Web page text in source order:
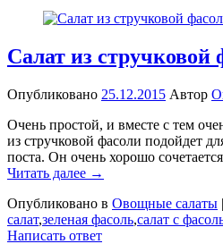
Салат из стручковой
Опубликовано 25.12.2015 Автор
Очень простой, и вместе с тем
из стручковой фасоли подойдет
поста. Он очень хорошо
Читать далее →
Опубликовано в Овощные салаты |
салат,зеленая фасоль,салат с
Написать ответ